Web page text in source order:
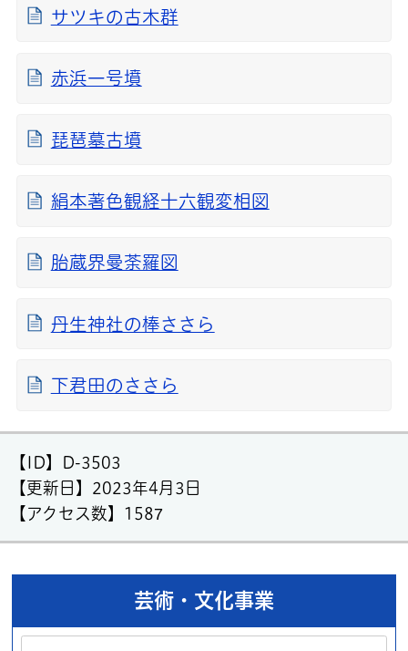
サツキの古木群
赤浜一号墳
琵琶墓古墳
絹本著色観経十六観変相図
胎蔵界曼荼羅図
丹生神社の棒ささら
下君田のささら
【ID】
D-3503
【更新日】 2023年4月3日
【アクセス数】 1587
芸術・文化事業